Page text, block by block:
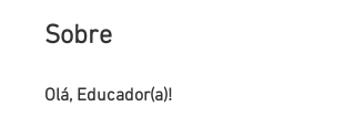
Sobre
Olá, Educador(a)!